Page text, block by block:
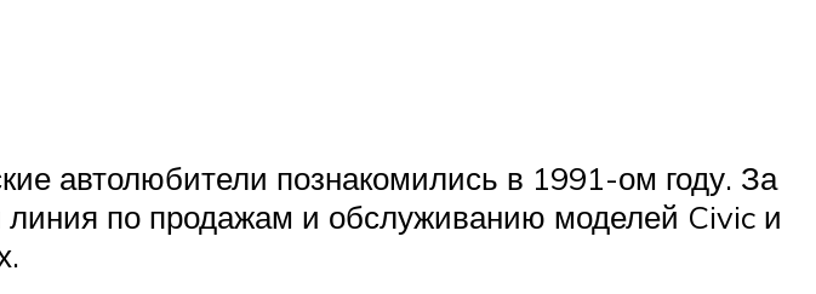
автолюбители познакомились в 1991-ом году. За
по продажам и обслуживанию моделей Civic и